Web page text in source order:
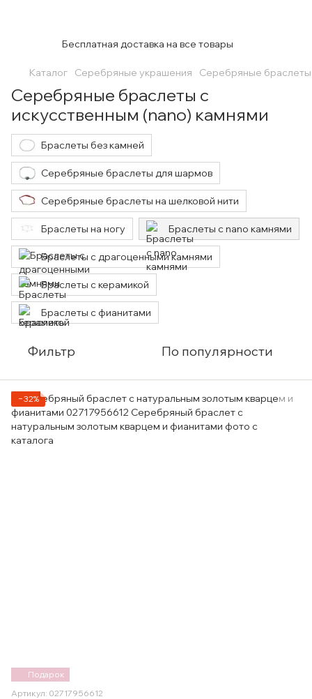
Бесплатная доставка на все товары
Каталог Серебряные украшения Серебряные браслеты
Серебряные браслеты с
искусственным (nano) камнями
Браслеты без камней
Серебряные браслеты для шармов
Серебряные браслеты на шелковой нити
Браслеты на ногу Браслеты с nano камнями
Браслеты с драгоценными камнями
Браслеты с керамикой
Браслеты с фианитами
Фильтр По популярности
Подарок
−32%
Артикул: 02717956612